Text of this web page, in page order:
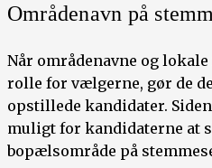
Områdenavn på
Når områdenavne og
rolle for vælgerne, gør de
opstillede kandidater.
muligt for kandidaterne at
bopælsområde på